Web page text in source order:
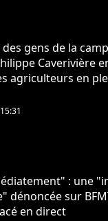
gens de la
Caverivière
agriculteurs en
: une
dénoncée sur
en direct